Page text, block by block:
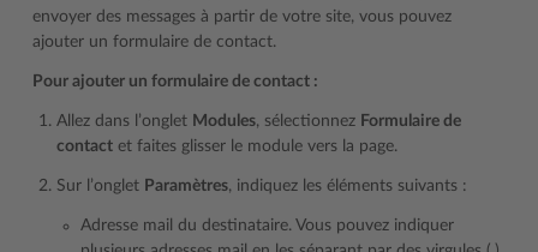
envoyer des messages à partir de votre site, vous pouvez
ajouter un formulaire de contact.
Pour ajouter un formulaire de contact :
Allez dans l’onglet Modules, sélectionnez Formulaire de
contact et faites glisser le module vers la page.
Sur l’onglet Paramètres, indiquez les éléments suivants :
Adresse mail du destinataire. Vous pouvez indiquer